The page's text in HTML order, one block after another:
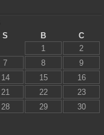
S B
C
1
2
7 8
9
14 15
16
21 22
23
28 29
30